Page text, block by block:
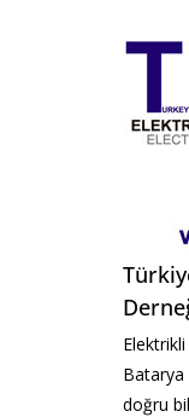
Batarya
doğru